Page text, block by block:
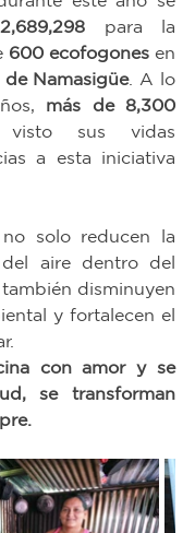
para la
600 ecofogones
Namasigüe. A lo
más de 8,300
sus vidas
a esta iniciativa
solo reducen la
del aire dentro del
disminuyen
y fortalecen el
con amor y se
se transforman